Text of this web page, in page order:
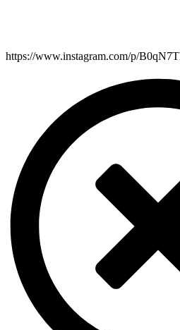
https://www.instagram.com/p/